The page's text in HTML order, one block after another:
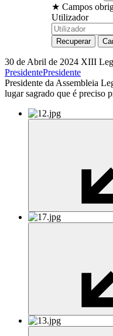
★ Campos
Utilizador
30 de Abril de 2024 XIII
PresidentePresidente
Presidente da Assembleia
lugar sagrado que é preciso